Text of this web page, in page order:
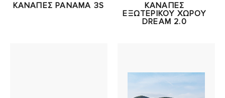
ΚΑΝΑΠΕΣ PANAMA 3S
KΑΝΑΠΕΣ
ΕΞΩΤΕΡΙΚΟΥ ΧΩΡΟΥ
DREAM 2.0